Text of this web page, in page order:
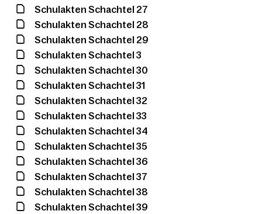
Schulakten Schachtel 27
Schulakten Schachtel 28
Schulakten Schachtel 29
Schulakten Schachtel 3
Schulakten Schachtel 30
Schulakten Schachtel 31
Schulakten Schachtel 32
Schulakten Schachtel 33
Schulakten Schachtel 34
Schulakten Schachtel 35
Schulakten Schachtel 36
Schulakten Schachtel 37
Schulakten Schachtel 38
Schulakten Schachtel 39